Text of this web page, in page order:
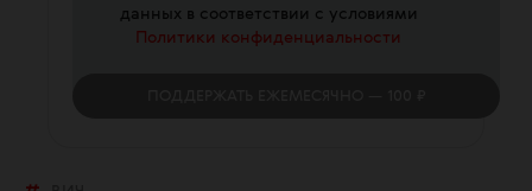
данных в соответствии с условиями
Политики конфиденциальности